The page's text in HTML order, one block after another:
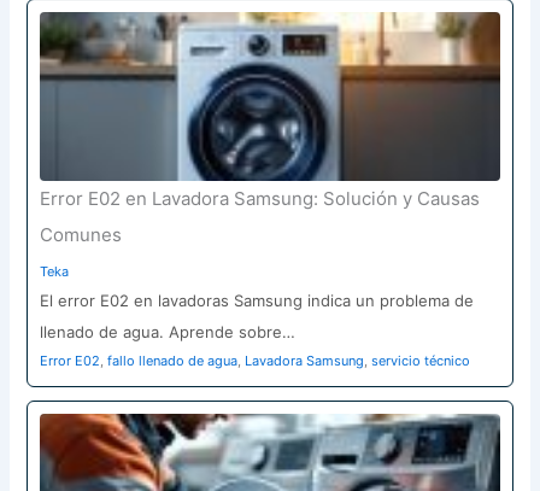
Error E02 en Lavadora Samsung: Solución y Causas
Comunes
Teka
El error E02 en lavadoras Samsung indica un problema de
llenado de agua. Aprende sobre…
Error E02 ,fallo llenado de agua Lavadora Samsung ,servicio técnico